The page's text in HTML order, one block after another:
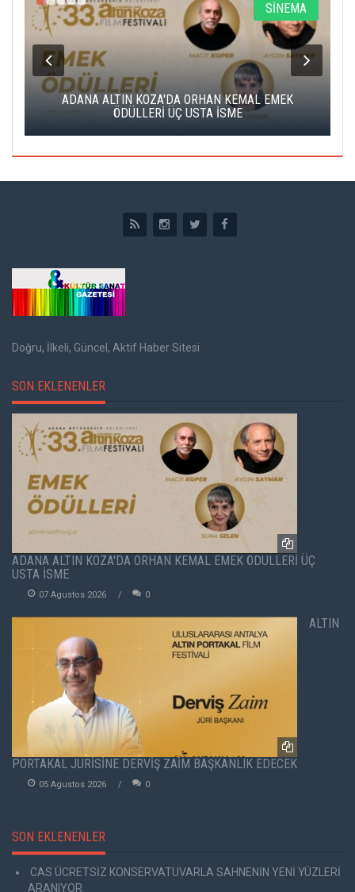
SİNEMA
ADANA ALTIN KOZA'DA ORHAN KEMAL EMEK
ÖDÜLLERİ ÜÇ USTA İSME
Doğru, İlkeli, Güncel, Aktif Haber Sitesi
SON EKLENENLER
ADANA ALTIN KOZA'DA ORHAN KEMAL EMEK ÖDÜLLERİ ÜÇ
USTA İSME
07 Agustos 2026 0
ALTIN
PORTAKAL JÜRİSİNE DERVİŞ ZAİM BAŞKANLIK EDECEK
05 Agustos 2026 0
SON EKLENENLER
CAS ÜCRETSİZ KONSERVATUVARLA SAHNENİN YENİ YÜZLERİ
ARANIYOR